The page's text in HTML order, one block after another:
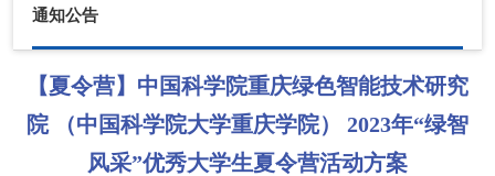
通知公告
【夏令营】中国科学院重庆绿色智能技术研究
院 （中国科学院大学重庆学院） 2023年“绿智
风采”优秀大学生夏令营活动方案